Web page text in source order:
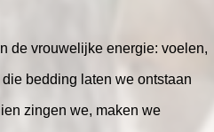
de vrouwelijke energie: voelen,
bedding laten we ontstaan
zingen we, maken we